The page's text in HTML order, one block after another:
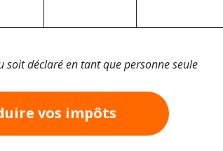
déclaré en tant que personne seule
vos impôts